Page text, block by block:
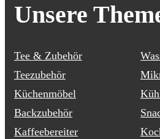
Unsere
Tee & Zubehör
Teezubehör
Küchenmöbel
Backzubehör
Kaffeebereiter